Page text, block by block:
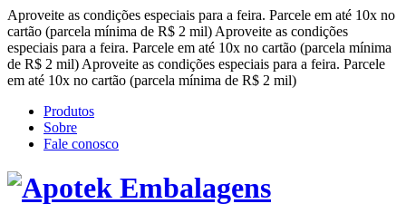
Aproveite as condições especiais para a feira. Parcele em até 10x no
cartão (parcela mínima de R$ 2 mil) Aproveite as condições
especiais para a feira. Parcele em até 10x no cartão (parcela mínima
de R$ 2 mil) Aproveite as condições especiais para a feira. Parcele
em até 10x no cartão (parcela mínima de R$ 2 mil)
Produtos
Sobre
Fale conosco